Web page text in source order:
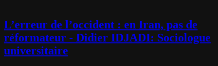
L’erreur de l’occident : en Iran, pas de
réformateur - Didier IDJADI: Sociologue
universitaire